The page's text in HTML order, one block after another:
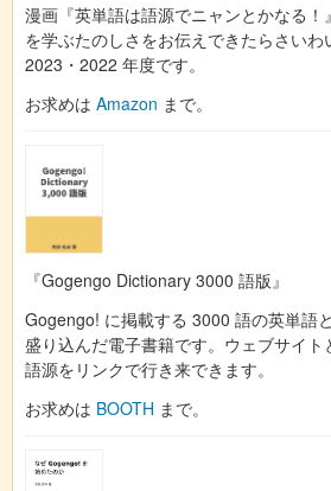
漫画『英単語は語源でニャンとかなる
を学ぶたのしさをお伝えできたらさい
2023・2022 年度です。
お求めは Amazon まで。
『Gogengo Dictionary 3000 語版』
Gogengo! に掲載する 3000 語の英単語
盛り込んだ電子書籍です。ウェブサイト
語源をリンクで行き来できます。
お求めは BOOTH まで。